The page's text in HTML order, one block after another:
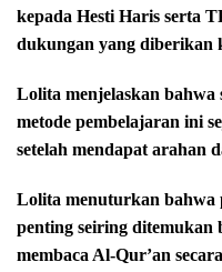
kepada Hesti Haris serta
dukungan yang diberikan
Lolita menjelaskan bahwa
metode pembelajaran ini
setelah mendapat arahan
Lolita menuturkan bahwa
penting seiring ditemukan
membaca Al-Qur’an